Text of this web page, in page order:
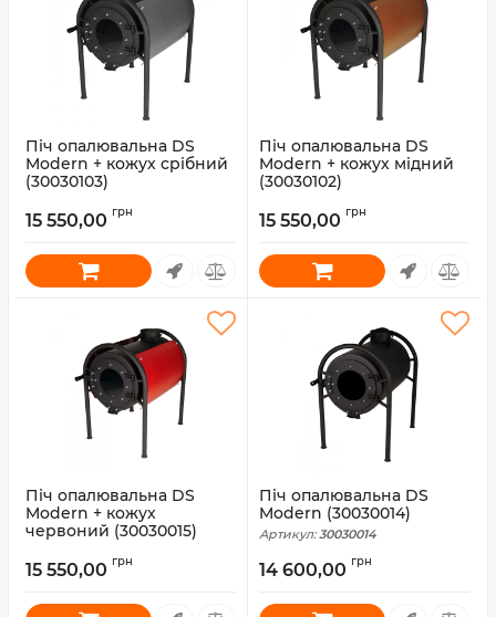
Піч опалювальна DS
Modern + кожух срібний
(30030103)
15 550,00 грн
Піч опалювальна DS
Modern + кожух мідний
(30030102)
15 550,00 грн
Піч опалювальна DS
Modern + кожух
червоний (30030015)
15 550,00 грн
Піч опалювальна DS
Modern (30030014)
Артикул: 30030014
14 600,00 грн